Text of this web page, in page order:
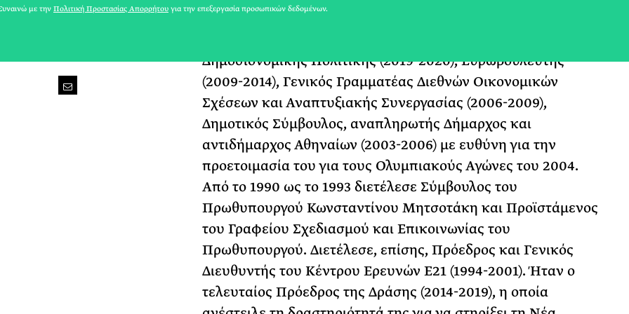
τον συντονισμό της υλοποίησης του Εθνικού Σχεδίου
Δημοσιονομικής Πολιτικής (2019-2020), Ευρωβουλευτής
(2009-2014), Γενικός Γραμματέας Διεθνών Οικονομικών
Σχέσεων και Αναπτυξιακής Συνεργασίας (2006-2009),
Δημοτικός Σύμβουλος, αναπληρωτής Δήμαρχος και
αντιδήμαρχος Αθηναίων (2003-2006) με ευθύνη για την
προετοιμασία του για τους Ολυμπιακούς Αγώνες του 2004.
Από το 1990 ως το 1993 διετέλεσε Σύμβουλος του
Πρωθυπουργού Κωνσταντίνου Μητσοτάκη και Προϊστάμενος
του Γραφείου Σχεδιασμού και Επικοινωνίας του
Πρωθυπουργού. Διετέλεσε, επίσης, Πρόεδρος και Γενικός
Διευθυντής του Κέντρου Ερευνών Ε21 (1994-2001). Ήταν ο
τελευταίος Πρόεδρος της Δράσης (2014-2019), η οποία
με την Πολιτική Προστασίας Απορρήτου για την επεξεργασία προσωπικών δεδομένων.